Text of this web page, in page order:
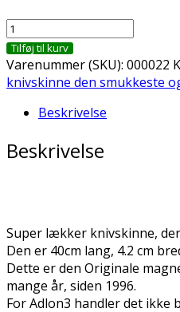
Magnetisk
knivskinne
i
Ostindisk
antal
Tilføj til kurv
Varenummer (SKU): 000022
knivskinne den smukkeste
Beskrivelse
Beskrivelse
Super lækker knivskinne,
Den er 40cm lang, 4.2 cm
Dette er den Originale
mange år, siden 1996.
For Adlon3 handler det ikke